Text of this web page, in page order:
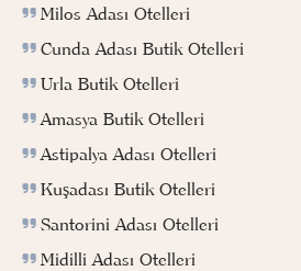
Milos Adası Otelleri
Cunda Adası Butik Otelleri
Urla Butik Otelleri
Amasya Butik Otelleri
Astipalya Adası Otelleri
Kuşadası Butik Otelleri
Santorini Adası Otelleri
Midilli Adası Otelleri